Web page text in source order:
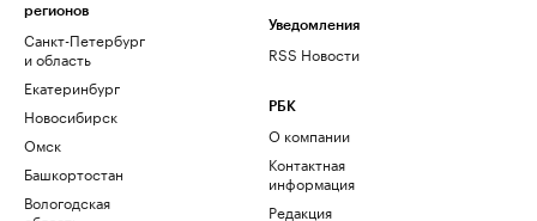
регионов
Санкт-Петербург
и область
Екатеринбург
Новосибирск
Омск
Башкортостан
Вологодская
Уведомления
RSS Новости
РБК
О компании
Контактная
информация
Редакция